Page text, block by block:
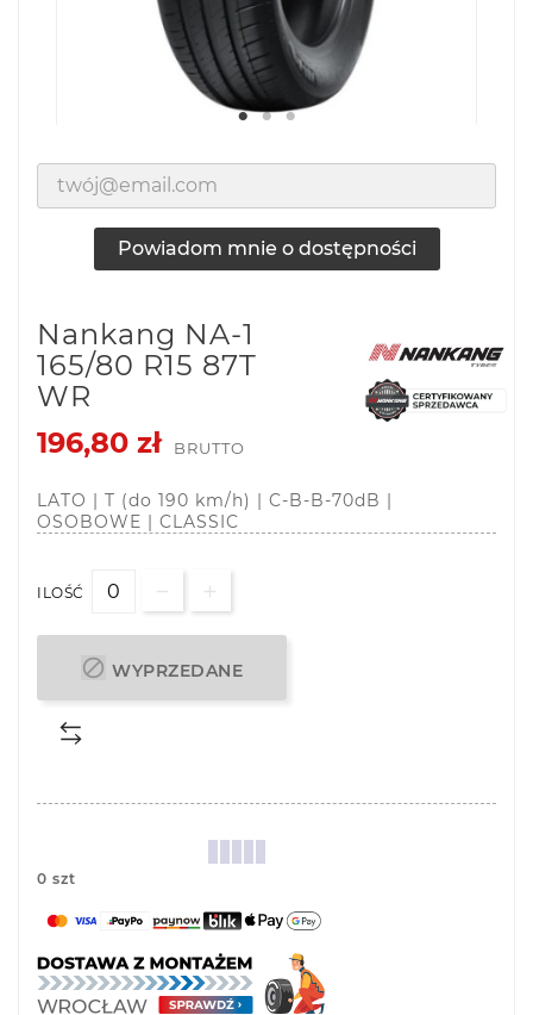
Powiadom mnie o dostępności
Nankang NA-1
165/80 R15 87T
WR
196,80 zł
BRUTTO
LATO | T (do 190 km/h) | C-B-B-70dB |
OSOBOWE | CLASSIC
ILOŚĆ
 WYPRZEDANE
0 szt